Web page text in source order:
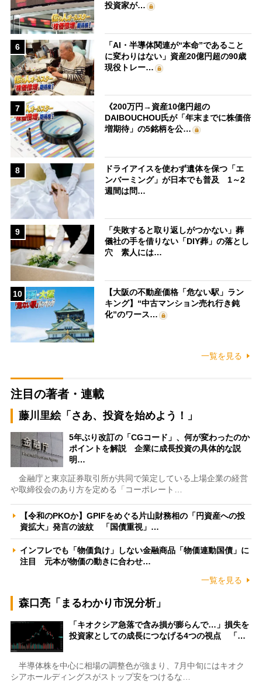
投資家が…
6
「AI・半導体関連が“本命”であること
に変わりはない」資産20億円超の90歳
現役トレー…
7
《200万円→資産10億円超の
DAIBOUCHOU氏が「年末までに株価倍
増期待」の5銘柄を公…
8
ドライアイスを使わず遺体を保つ「エ
ンバーミング」が日本でも普及 1～2
週間は問…
9
「失敗すると取り返しがつかない」葬
儀社の手を借りない「DIY葬」の落とし
穴 素人には…
10
【大阪の不動産価格「危ない駅」ラン
キング】“中古マンション売れ行き鈍
化”のワース…
一覧を見る
注目の著者・連載
藤川里絵「さあ、投資を始めよう！」
5年ぶり改訂の「CGコード」、何が変わったのか
ポイントを解説 企業に成長投資の具体的な説
明…
金融庁と東京証券取引所が共同で策定している上場企業の経営
や取締役会のあり方を定める「コーポレート…
【令和のPKOか】GPIFをめぐる片山財務相の「円資産への投
資拡大」発言の波紋 「国債重視」…
インフレでも「物価負け」しない金融商品「物価連動国債」に
注目 元本が物価の動きに合わせ…
一覧を見る
森口亮「まるわかり市況分析」
「キオクシア急落で含み損が膨らんで…」損失を
投資家としての成長につなげる4つの視点 「…
半導体株を中心に相場の調整色が強まり、7月中旬にはキオク
シアホールディングスがストップ安をつけるな…